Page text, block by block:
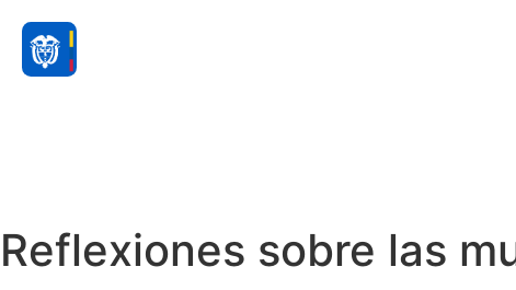
Reflexiones sobre las